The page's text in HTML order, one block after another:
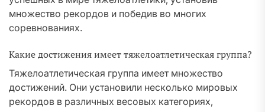
множество рекордов и победив во многих
соревнованиях.
Какие достижения имеет тяжелоатлетическая группа?
Тяжелоатлетическая группа имеет множество
достижений. Они установили несколько мировых
рекордов в различных весовых категориях,